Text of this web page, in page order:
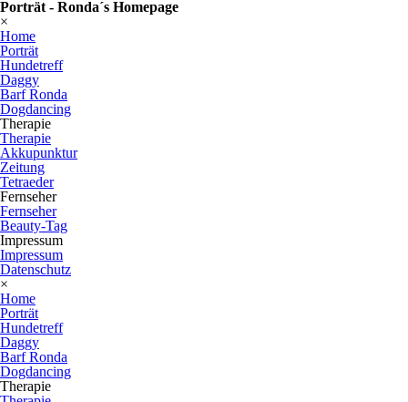
Porträt - Ronda´s Homepage
×
Home
Porträt
Hundetreff
Daggy
Barf Ronda
Dogdancing
Therapie
Therapie
Akkupunktur
Zeitung
Tetraeder
Fernseher
Fernseher
Beauty-Tag
Impressum
Impressum
Datenschutz
×
Home
Porträt
Hundetreff
Daggy
Barf Ronda
Dogdancing
Therapie